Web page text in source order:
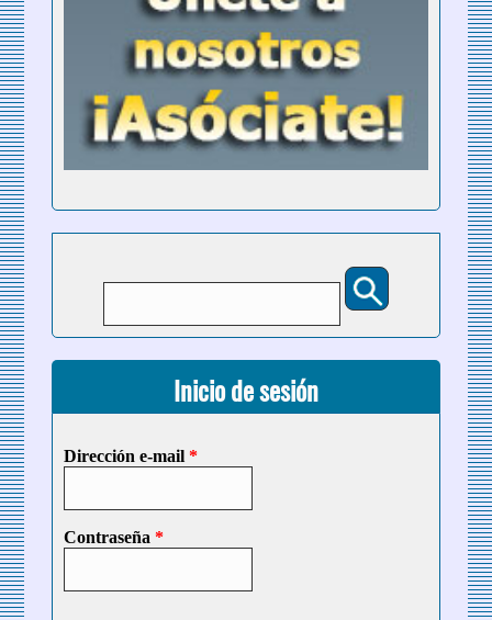
Inicio de sesión
Dirección e-mail *
Contraseña *